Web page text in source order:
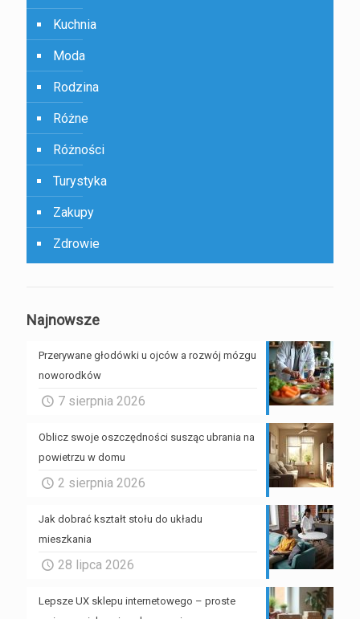
Kuchnia
Moda
Rodzina
Różne
Różności
Turystyka
Zakupy
Zdrowie
Najnowsze
Przerywane głodówki u ojców a rozwój mózgu
noworodków
7 sierpnia 2026
Oblicz swoje oszczędności susząc ubrania na
powietrzu w domu
2 sierpnia 2026
Jak dobrać kształt stołu do układu
mieszkania
28 lipca 2026
Lepsze UX sklepu internetowego – proste